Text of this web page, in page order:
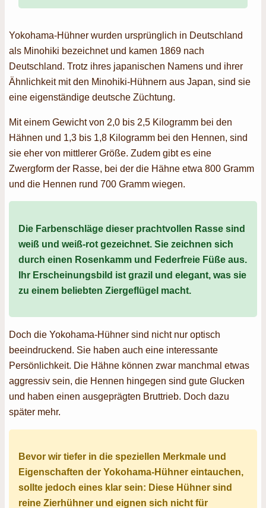
Yokohama-Hühner wurden ursprünglich in Deutschland
als Minohiki bezeichnet und kamen 1869 nach
Deutschland. Trotz ihres japanischen Namens und ihrer
Ähnlichkeit mit den Minohiki-Hühnern aus Japan, sind sie
eine eigenständige deutsche Züchtung.
Mit einem Gewicht von 2,0 bis 2,5 Kilogramm bei den
Hähnen und 1,3 bis 1,8 Kilogramm bei den Hennen, sind
sie eher von mittlerer Größe. Zudem gibt es eine
Zwergform der Rasse, bei der die Hähne etwa 800 Gramm
und die Hennen rund 700 Gramm wiegen.
Die Farbenschläge dieser prachtvollen Rasse sind
weiß und weiß-rot gezeichnet. Sie zeichnen sich
durch einen Rosenkamm und Federfreie Füße aus.
Ihr Erscheinungsbild ist grazil und elegant, was sie
zu einem beliebten Ziergeflügel macht.
Doch die Yokohama-Hühner sind nicht nur optisch
beeindruckend. Sie haben auch eine interessante
Persönlichkeit. Die Hähne können zwar manchmal etwas
aggressiv sein, die Hennen hingegen sind gute Glucken
und haben einen ausgeprägten Bruttrieb. Doch dazu
später mehr.
Bevor wir tiefer in die speziellen Merkmale und
Eigenschaften der Yokohama-Hühner eintauchen,
sollte jedoch eines klar sein: Diese Hühner sind
reine Zierhühner und eignen sich nicht für